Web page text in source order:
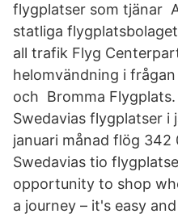
flygplatser som tjänar
statliga
all trafik Flyg
helomvändning i
och Bromma Flygplats.
Swedavias flygplatser i
januari månad flög 342
Swedavias tio
opportunity to shop
a journey – it's easy